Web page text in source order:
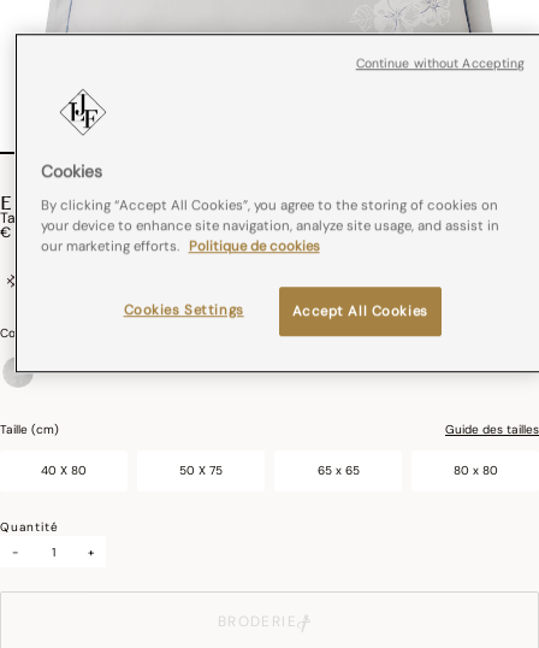
ENVOL
Taie D'oreiller Envol Coton
€ 45,00
Couleurs :
Taille (cm) Guide des tailles
40 X 80 50 X 75 65 x 65 80 x 80
Quantité
-
+
BRODERIE
Cookies
By clicking “Accept All Cookies”, you agree to the storing of cookies on
your device to enhance site navigation, analyze site usage, and assist in
our marketing efforts. Politique de cookies
Accept All Cookies
Cookies Settings
Continue without Accepting